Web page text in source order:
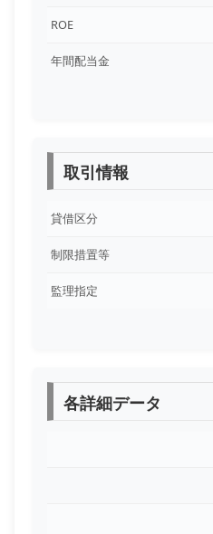
ROE
年間配当金
取引情報
貸借区分
制限措置等
監理指定
各詳細データ